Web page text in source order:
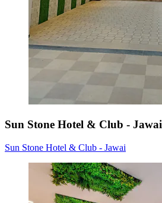
Sun Stone Hotel & Club - Jawai
Sun Stone Hotel & Club - Jawai